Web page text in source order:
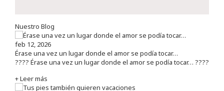
Nuestro Blog
feb 12, 2026
Érase una vez un lugar donde el amor se podía tocar…
???? Érase una vez un lugar donde el amor se podía tocar… ????
+ Leer más